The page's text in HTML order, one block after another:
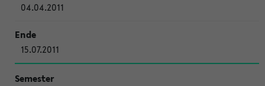
04.04.2011
15.07.2011